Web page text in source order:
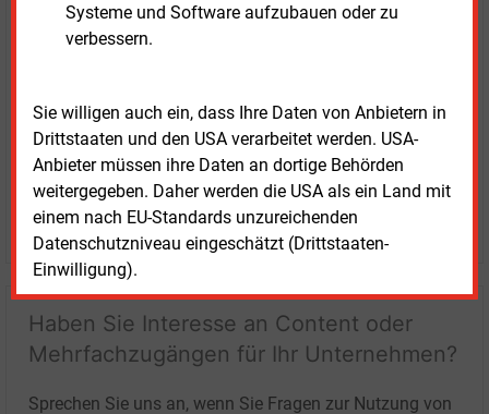
Systeme und Software aufzubauen oder zu
verbessern.
Sie willigen auch ein, dass Ihre Daten von Anbietern in
Drittstaaten und den USA verarbeitet werden. USA-
Anbieter müssen ihre Daten an dortige Behörden
weitergegeben. Daher werden die USA als ein Land mit
einem nach EU-Standards unzureichenden
Datenschutzniveau eingeschätzt (Drittstaaten-
Einwilligung).
LOGIN
Haben Sie Interesse an Content oder
Mehrfachzugängen für Ihr Unternehmen?
Sprechen Sie uns an, wenn Sie Fragen zur Nutzung von